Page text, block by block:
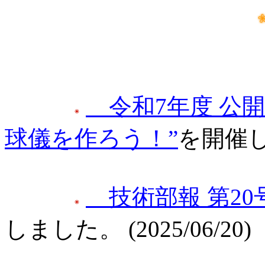
令和7年度 公
球儀を作ろう！”を開催
技術部報 第20
しました。 (2025/06/